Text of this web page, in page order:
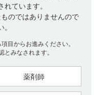
や有用性に違いがあり
験にてメチコバール注
ています。
のではありませんので
目からお進みください。
とみなされます。
薬剤師